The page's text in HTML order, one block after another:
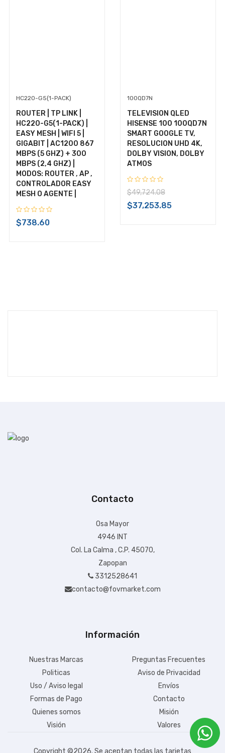
HC220-G5(1-PACK)
ROUTER | TP LINK |
HC220-G5(1-PACK) |
EASY MESH | WIFI 5 |
GIGABIT | AC1200 867
MBPS (5 GHZ) + 300
MBPS (2,4 GHZ) |
MODOS: ROUTER , AP ,
CONTROLADOR EASY
MESH O AGENTE |
$738.60
100QD7N
TELEVISION QLED
HISENSE 100 100QD7N
SMART GOOGLE TV,
RESOLUCION UHD 4K,
DOLBY VISION, DOLBY
ATMOS
$49,724.08
$37,253.85
Contacto
Osa Mayor
4946 INT
Col. La Calma , C.P. 45070,
Zapopan
3312528641
contacto@fovmarket.com
Información
Nuestras Marcas
Preguntas Frecuentes
Politicas
Aviso de Privacidad
Uso / Aviso legal
Envíos
Formas de Pago
Contacto
Quienes somos
Misión
Visión
Valores
Copyright ©2026. Se aceptan todas las tarjetas